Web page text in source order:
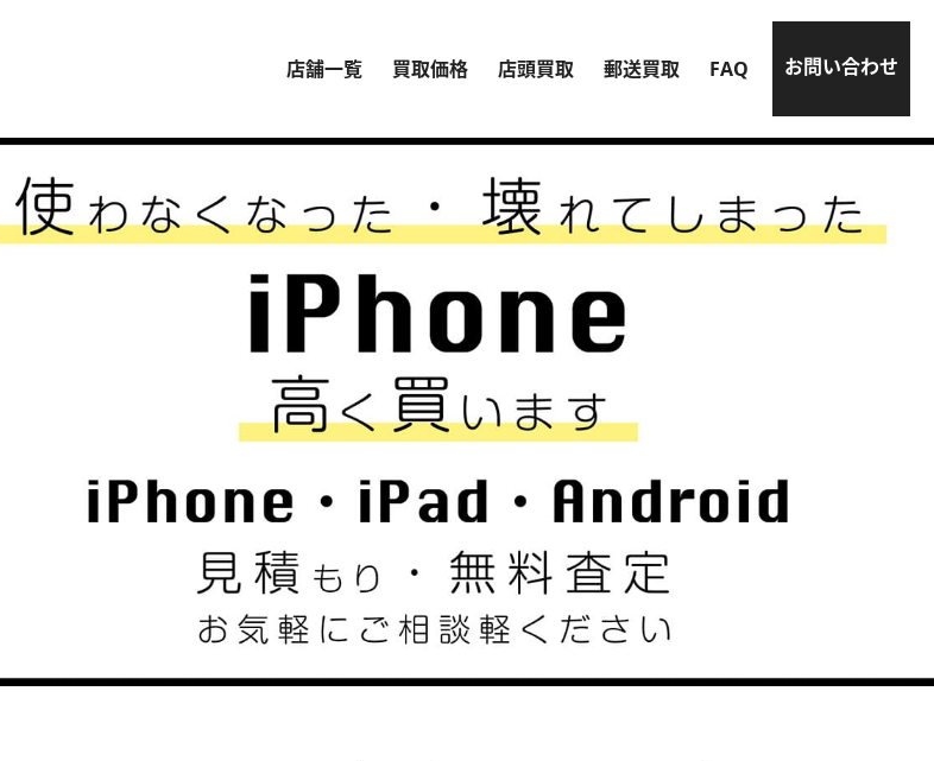
店舗一覧 買取価格 店頭買取 郵送買取 FAQ お問い合わせ